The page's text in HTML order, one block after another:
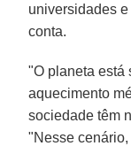
universidades
conta.
"O planeta está
aquecimento
sociedade têm
"Nesse